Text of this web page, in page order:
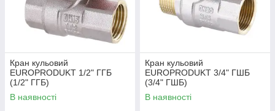
Кран кульовий
EUROPRODUKT 1/2" ГГБ
(1/2" ГГБ)
В наявності
Кран кульовий
EUROPRODUKT 3/4" ГШБ
(3/4" ГШБ)
В наявності